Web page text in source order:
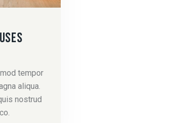
tempor
aliqua.
nostrud